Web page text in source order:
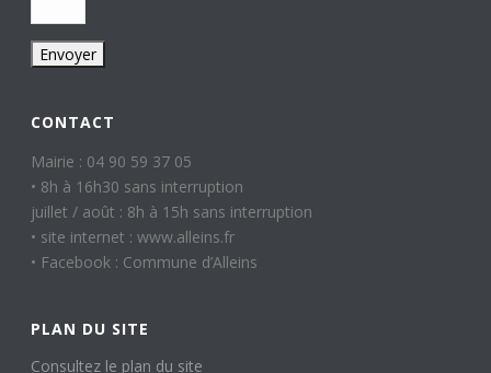
CONTACT
Mairie : 04 90 59 37 05
• 8h à 16h30 sans interruption
juillet / août : 8h à 15h sans interruption
• site internet : www.alleins.fr
• Facebook : Commune d’Alleins
PLAN DU SITE
Consultez le plan du site